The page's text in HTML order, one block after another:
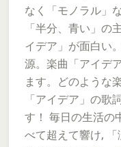
なく「モノラル」
「半分、青い」の
イデア」が面白い
源。楽曲「アイデ
ます。どのような
「アイデア」の歌
す！ 毎日の生活の
べて超えて響け,